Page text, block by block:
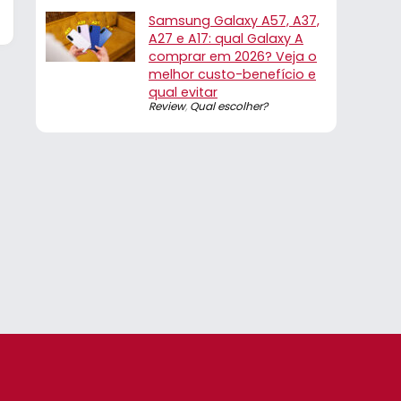
Samsung Galaxy A57, A37,
A27 e A17: qual Galaxy A
comprar em 2026? Veja o
melhor custo-benefício e
qual evitar
Review, Qual escolher?